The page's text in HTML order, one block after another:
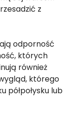
z
odporność
których
również
którego
półpołysku lub